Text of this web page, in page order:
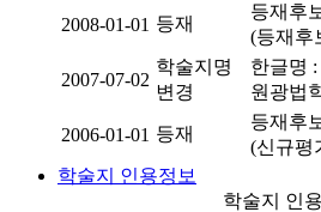
2008-01-01 등재
등재후
(등재후
2007-07-02
학술지명
변경
한글명
원광법
2006-01-01 등재
등재후
(신규평
학술지 인용정보
학술지 인